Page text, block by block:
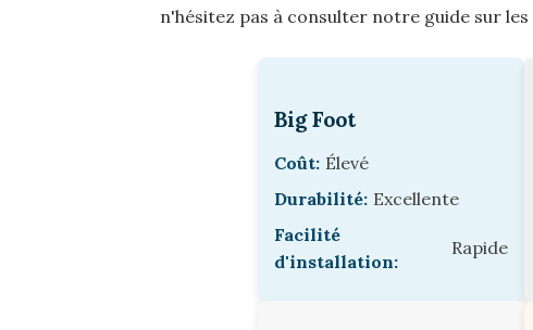
n'hésitez pas à consulter notre guide sur les
Big Foot
Coût: Élevé
Durabilité: Excellente
Facilité
d'installation:
Rapide